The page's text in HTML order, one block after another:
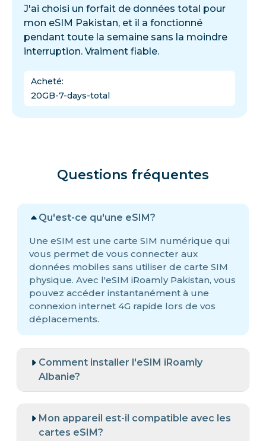
J'ai choisi un forfait de données total pour
mon eSIM Pakistan, et il a fonctionné
pendant toute la semaine sans la moindre
interruption. Vraiment fiable.
Acheté:
20GB-7-days-total
Questions fréquentes
Qu'est-ce qu'une eSIM?
Une eSIM est une carte SIM numérique qui
vous permet de vous connecter aux
données mobiles sans utiliser de carte SIM
physique. Avec l'eSIM iRoamly Pakistan, vous
pouvez accéder instantanément à une
connexion internet 4G rapide lors de vos
déplacements.
Comment installer l'eSIM iRoamly
Albanie?
Mon appareil est-il compatible avec les
cartes eSIM?